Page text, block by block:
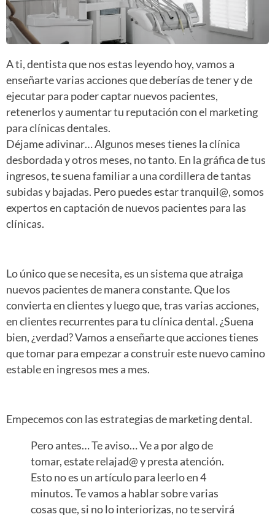
A ti, dentista que nos estas leyendo hoy, vamos a
enseñarte varias acciones que deberías de tener y de
ejecutar para poder captar nuevos pacientes,
retenerlos y aumentar tu reputación con el marketing
para clínicas dentales.
Déjame adivinar… Algunos meses tienes la clínica
desbordada y otros meses, no tanto. En la gráfica de tus
ingresos, te suena familiar a una cordillera de tantas
subidas y bajadas. Pero puedes estar tranquil@, somos
expertos en captación de nuevos pacientes para las
clínicas.
Lo único que se necesita, es un sistema que atraiga
nuevos pacientes de manera constante. Que los
convierta en clientes y luego que, tras varias acciones,
en clientes recurrentes para tu clínica dental. ¿Suena
bien, ¿verdad? Vamos a enseñarte que acciones tienes
que tomar para empezar a construir este nuevo camino
estable en ingresos mes a mes.
Empecemos con las estrategias de marketing dental.
Pero antes… Te aviso… Ve a por algo de
tomar, estate relajad@ y presta atención.
Esto no es un artículo para leerlo en 4
minutos. Te vamos a hablar sobre varias
cosas que, si no lo interiorizas, no te servirá